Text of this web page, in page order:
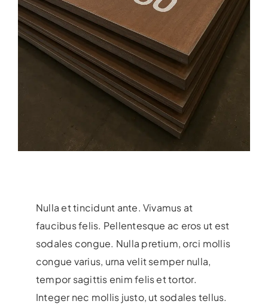
Nulla et tincidunt ante. Vivamus at
faucibus felis. Pellentesque ac eros ut est
sodales congue. Nulla pretium, orci mollis
congue varius, urna velit semper nulla,
tempor sagittis enim felis et tortor.
Integer nec mollis justo, ut sodales tellus.